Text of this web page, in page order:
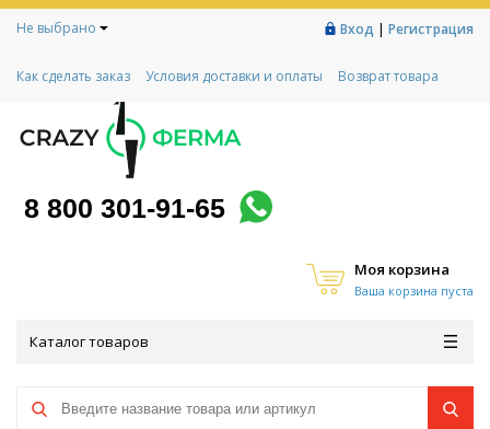
Не выбрано Вход | Регистрация
Как сделать заказ Условия доставки и оплаты
Возврат товара
Контакты
Социальный контракт
Любимая ферма
8 800 301-91-65
Моя корзина
Ваша корзина пуста
Каталог товаров